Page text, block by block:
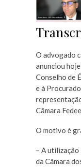
O advogado
anunciou
Conselho de
e à
Câmara
O motivo é
– A
da Câmara